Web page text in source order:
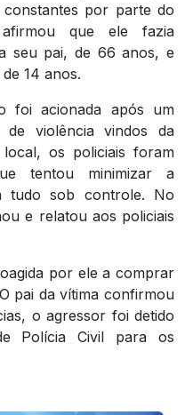
por parte do
que ele fazia
seu pai, de 66 anos, e
14 anos.
foi acionada após um
violência vindos da
os policiais foram
tentou minimizar a
tudo sob controle. No
e relatou aos policiais
por ele a comprar
pai da vítima confirmou
o agressor foi detido
Polícia Civil para os